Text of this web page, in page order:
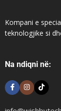
Kompani e
teknologjike si
Na ndiqni në: